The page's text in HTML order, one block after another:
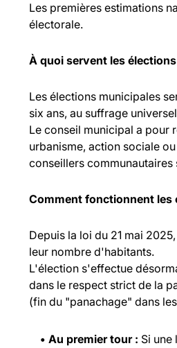
Les premières estimations
électorale.
À quoi servent les
Les élections municipales
six ans, au suffrage
Le conseil municipal a pour
urbanisme, action sociale
conseillers
Comment fonctionnent les
Depuis la loi du 21 mai
leur nombre d'habitants.
L'élection s'effectue
dans le respect strict de la
(fin du "panachage" dans
• Au premier tour : Si